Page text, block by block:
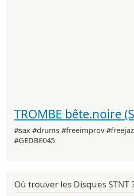
TROMBE bête.noire
#sax #drums #freeimprov
#GEDBE045
Où trouver les Disques STNT